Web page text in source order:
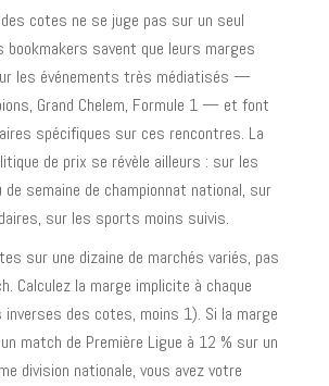
cotes ne se juge pas sur un seul
bookmakers savent que leurs marges
les événements très médiatisés —
Grand Chelem, Formule 1 — et font
spécifiques sur ces rencontres. La
de prix se révèle ailleurs : sur les
semaine de championnat national, sur
sur les sports moins suivis.
sur une dizaine de marchés variés, pas
Calculez la marge implicite à chaque
des cotes, moins 1). Si la marge
match de Première Ligue à 12 % sur un
division nationale, vous avez votre